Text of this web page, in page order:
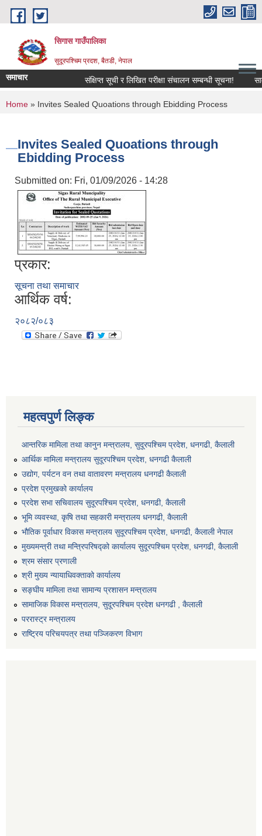
Skip to main content
सिगास गाउँपालिका
सुदूरपश्चिम प्रदश, बैतडी, नेपाल
समाचार संक्षिप्त सूची र लिखित परीक्षा संचालन सम्बन्धी सूचना!
You are here
Home » Invites Sealed Quoations through Ebidding Process
Invites Sealed Quoations through
Ebidding Process
Submitted on: Fri, 01/09/2026 - 14:28
प्रकार:
सूचना तथा समाचार
आर्थिक वर्ष:
२०८२/०८३
महत्वपुर्ण लिङ्क
आन्तरिक मामिला तथा कानुन मन्त्रालय, सुदूरपश्चिम प्रदेश, धनगढी, कैलाली
आर्थिक मामिला मन्त्रालय सुदूरपश्चिम प्रदेश, धनगढी कैलाली
उद्योग, पर्यटन वन तथा वातावरण मन्त्रालय धनगढी कैलाली
प्रदेश प्रमुखको कार्यालय
प्रदेश सभा सचिवालय सुदूरपश्‍चिम प्रदेश, धनगढी, कैलाली
भूमि व्यवस्था, कृषि तथा सहकारी मन्त्रालय धनगढी, कैलाली
भौतिक पूर्वाधार विकास मन्त्रालय सुदूरपश्चिम प्रदेश, धनगढी, कैलाली नेपाल
मुख्यमन्त्री तथा मन्त्रिपरिषद्को कार्यालय सुदूरपश्चिम प्रदेश, धनगढी, कैलाली
श्रम संसार प्रणाली
श्री मुख्य न्यायाधिवक्ताको कार्यालय
सङ्‍घीय मामिला तथा सामान्य प्रशासन मन्त्रालय
सामाजिक विकास मन्त्रालय, सुदूरपश्चिम प्रदेश धनगढी , कैलाली
पररास्ट्र मन्त्रालय
राष्ट्रिय परिचयपत्र तथा पञ्जिकरण विभाग